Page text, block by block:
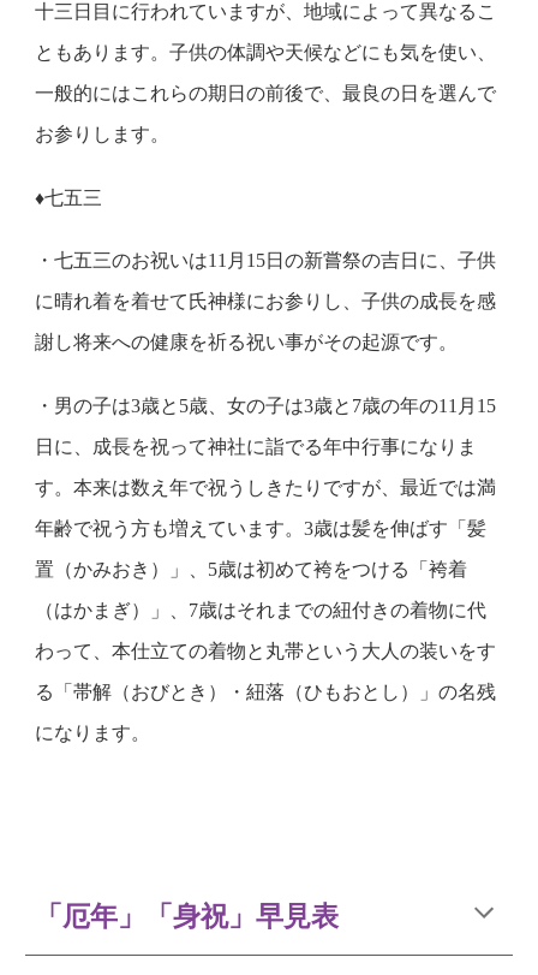
十三日目に行われていますが、地域によって異なるこ
ともあります。子供の体調や天候などにも気を使い、
一般的にはこれらの期日の前後で、最良の日を選んで
お参りします。
♦七五三
・七五三のお祝いは11月15日の新嘗祭の吉日に、子供
に晴れ着を着せて氏神様にお参りし、子供の成長を感
謝し将来への健康を祈る祝い事がその起源です。
・男の子は3歳と5歳、女の子は3歳と7歳の年の11月15
日に、成長を祝って神社に詣でる年中行事になりま
す。本来は数え年で祝うしきたりですが、最近では満
年齢で祝う方も増えています。3歳は髪を伸ばす「髪
置（かみおき）」、5歳は初めて袴をつける「袴着
（はかまぎ）」、7歳はそれまでの紐付きの着物に代
わって、本仕立ての着物と丸帯という大人の装いをす
る「帯解（おびとき）・紐落（ひもおとし）」の名残
になります。
「厄年」「身祝」早見表